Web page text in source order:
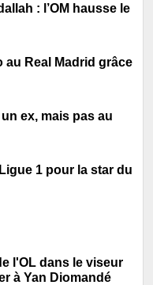
: l’OM hausse le
au Real Madrid grâce
ex, mais pas au
1 pour la star du
l'OL dans le viseur
à Yan Diomandé